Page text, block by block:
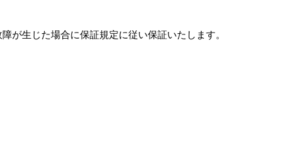
が生じた場合に保証規定に従い保証いたします。